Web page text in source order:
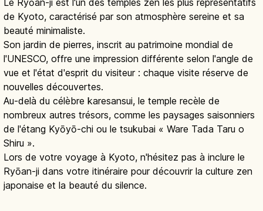
de Kyoto, caractérisé par son atmosphère sereine et sa
beauté minimaliste.
Son jardin de pierres, inscrit au patrimoine mondial de
l'UNESCO, offre une impression différente selon l'angle de
vue et l'état d'esprit du visiteur : chaque visite réserve de
nouvelles découvertes.
Au-delà du célèbre karesansui, le temple recèle de
nombreux autres trésors, comme les paysages saisonniers
de l'étang Kyōyō-chi ou le tsukubai « Ware Tada Taru o
Shiru ».
Lors de votre voyage à Kyoto, n'hésitez pas à inclure le
Ryōan-ji dans votre itinéraire pour découvrir la culture zen
japonaise et la beauté du silence.